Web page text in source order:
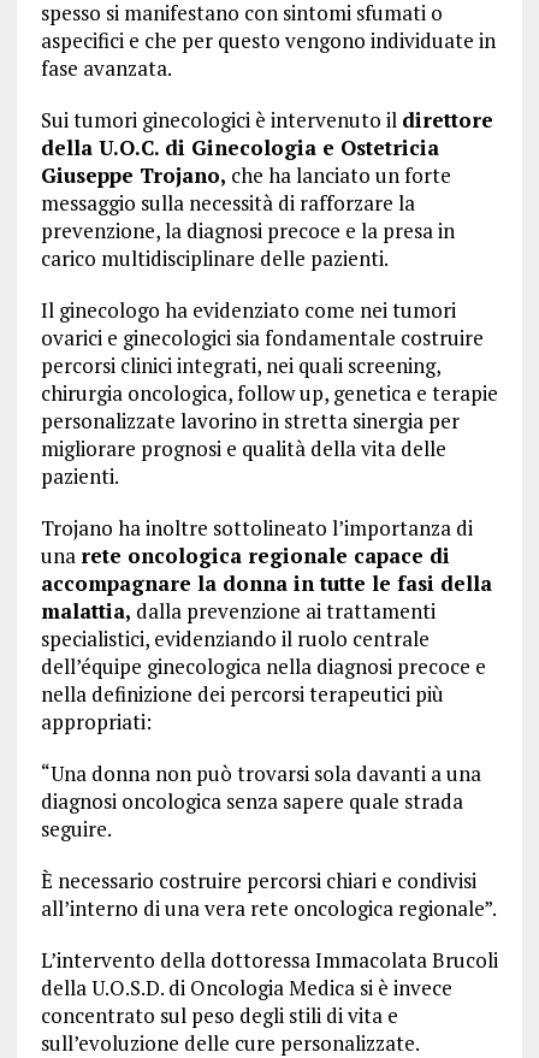
spesso si manifestano con sintomi sfumati o
aspecifici e che per questo vengono individuate in
fase avanzata.
Sui tumori ginecologici è intervenuto il direttore
della U.O.C. di Ginecologia e Ostetricia
Giuseppe Trojano, che ha lanciato un forte
messaggio sulla necessità di rafforzare la
prevenzione, la diagnosi precoce e la presa in
carico multidisciplinare delle pazienti.
Il ginecologo ha evidenziato come nei tumori
ovarici e ginecologici sia fondamentale costruire
percorsi clinici integrati, nei quali screening,
chirurgia oncologica, follow up, genetica e terapie
personalizzate lavorino in stretta sinergia per
migliorare prognosi e qualità della vita delle
pazienti.
Trojano ha inoltre sottolineato l’importanza di
una rete oncologica regionale capace di
accompagnare la donna in tutte le fasi della
malattia, dalla prevenzione ai trattamenti
specialistici, evidenziando il ruolo centrale
dell’équipe ginecologica nella diagnosi precoce e
nella definizione dei percorsi terapeutici più
appropriati:
“Una donna non può trovarsi sola davanti a una
diagnosi oncologica senza sapere quale strada
seguire.
È necessario costruire percorsi chiari e condivisi
all’interno di una vera rete oncologica regionale”.
L’intervento della dottoressa Immacolata Brucoli
della U.O.S.D. di Oncologia Medica si è invece
concentrato sul peso degli stili di vita e
sull’evoluzione delle cure personalizzate.